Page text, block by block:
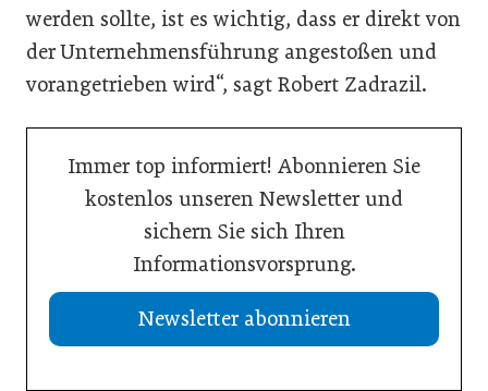
werden sollte, ist es wichtig, dass er direkt von
der Unternehmensführung angestoßen und
vorangetrieben wird“, sagt Robert Zadrazil.
Immer top informiert! Abonnieren Sie
kostenlos unseren Newsletter und
sichern Sie sich Ihren
Informationsvorsprung.
Newsletter abonnieren